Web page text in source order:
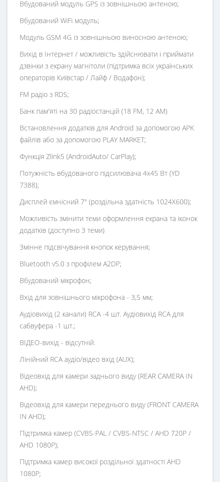
Вбудований модуль GPS із зовнішньою антеною;
Вбудований WiFi модуль;
Модуль GSM 4G із зовнішньою виносною антеною;
Вихід в Інтернет / можливість здійснювати і приймати
дзвінки з екрану магнітоли (підтримка всіх українських
операторів Київстар / Лайф / Водафон);
FM радіо з RDS;
Банк пам'яті на 30 радіостанцій (18 FM, 12 AM)
Встановлення додатків для Android за допомогою APK
файлів або за допомогою PLAY MARKET;
Функція Zlink5 (AndroidAuto/ CarPlay);
Потужність вбудованого підсилювача 4х45 Вт (YD
7388);
Дисплей ємнісний 7" (роздільна здатність 1024X600);
Можливість змінити теми оформлення екрана та іконок
додатків (доступно 3 теми)
Змінне підсвічування кнопок керування;
Bluetooth v5.0 з профілем A2DP;
Вбудований мікрофон;
Вхід для зовнішнього мікрофона - 3,5 мм;
Аудіовихід (2 канали) RCA -4 шт. Аудіовихід RCA для
сабвуфера -1 шт.;
ВІДЕО-вихід - відсутній.
Лінійний RCA аудіо/відео вхід (AUX);
Відеовхід для камери заднього виду (REAR CAMERA IN
AHD);
Відеовхід для камери переднього виду (FRONT CAMERA
IN AHD);
Підтримка камер (CVBS-PAL / CVBS-NTSC / AHD 720P /
AHD 1080P);
Підтримка камер високої роздільної здатності AHD
1080P;